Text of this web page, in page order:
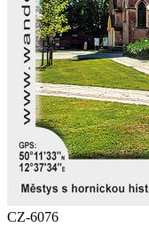
CZ-6076